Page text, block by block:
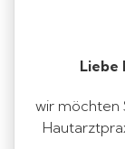
Liebe
wir möchten